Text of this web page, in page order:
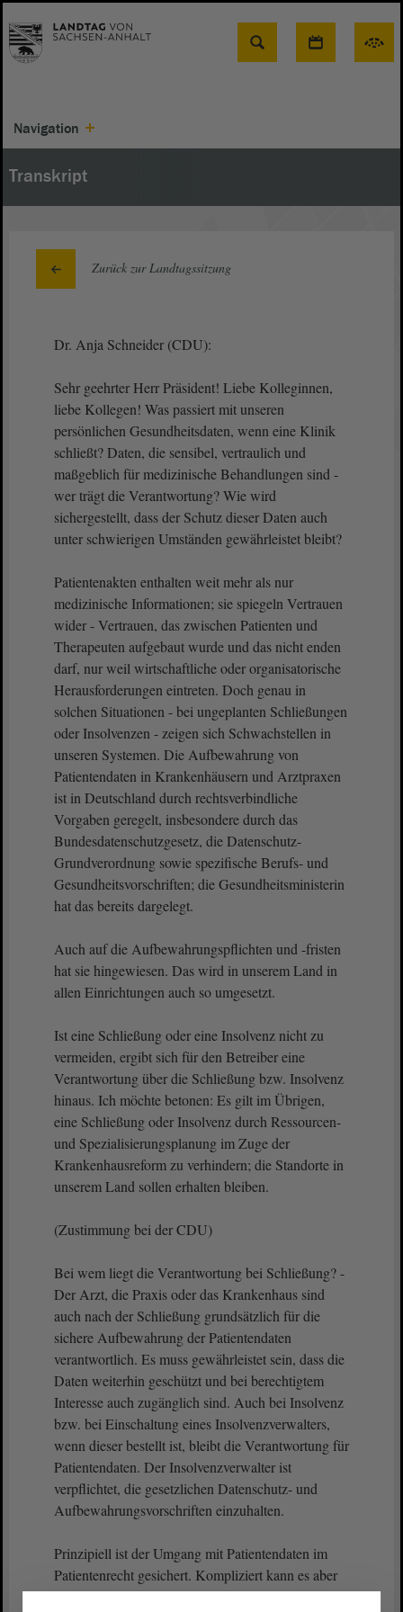
Suche
Navigation
Transkript
Zurück zur Landtagssitzung
Dr. Anja Schneider (CDU):
Sehr geehrter Herr Präsident! Liebe Kolleginnen,
liebe Kollegen! Was passiert mit unseren
persönlichen Gesundheitsdaten, wenn eine Klinik
schließt? Daten, die sensibel, vertraulich und
maßgeblich für medizinische Behandlungen sind -
wer trägt die Verantwortung? Wie wird
sichergestellt, dass der Schutz dieser Daten auch
unter schwierigen Umständen gewährleistet bleibt?
Patientenakten enthalten weit mehr als nur
medizinische Informationen; sie spiegeln Vertrauen
wider - Vertrauen, das zwischen Patienten und
Therapeuten aufgebaut wurde und das nicht enden
darf, nur weil wirtschaftliche oder organisatorische
Herausforderungen eintreten. Doch genau in
solchen Situationen - bei ungeplanten Schließungen
oder Insolvenzen - zeigen sich Schwachstellen in
unseren Systemen. Die Aufbewahrung von
Patientendaten in Krankenhäusern und Arztpraxen
ist in Deutschland durch rechtsverbindliche
Vorgaben geregelt, insbesondere durch das
Bundesdatenschutzgesetz, die Datenschutz-
Grundverordnung sowie spezifische Berufs- und
Gesundheitsvorschriften; die Gesundheitsministerin
hat das bereits dargelegt.
Auch auf die Aufbewahrungspflichten und -fristen
hat sie hingewiesen. Das wird in unserem Land in
allen Einrichtungen auch so umgesetzt.
Ist eine Schließung oder eine Insolvenz nicht zu
vermeiden, ergibt sich für den Betreiber eine
Verantwortung über die Schließung bzw. Insolvenz
hinaus. Ich möchte betonen: Es gilt im Übrigen,
eine Schließung oder Insolvenz durch Ressourcen-
und Spezialisierungsplanung im Zuge der
Krankenhausreform zu verhindern; die Standorte in
unserem Land sollen erhalten bleiben.
(Zustimmung bei der CDU)
Bei wem liegt die Verantwortung bei Schließung? -
Der Arzt, die Praxis oder das Krankenhaus sind
auch nach der Schließung grundsätzlich für die
sichere Aufbewahrung der Patientendaten
verantwortlich. Es muss gewährleistet sein, dass die
Daten weiterhin geschützt und bei berechtigtem
Interesse auch zugänglich sind. Auch bei Insolvenz
bzw. bei Einschaltung eines Insolvenzverwalters,
wenn dieser bestellt ist, bleibt die Verantwortung für
Patientendaten. Der Insolvenzverwalter ist
verpflichtet, die gesetzlichen Datenschutz- und
Aufbewahrungsvorschriften einzuhalten.
Prinzipiell ist der Umgang mit Patientendaten im
Patientenrecht gesichert. Kompliziert kann es aber
bspw. dann werden, wenn mangels Insolvenzmasse